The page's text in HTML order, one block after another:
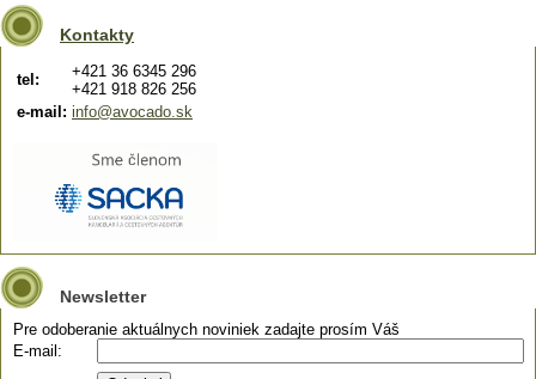
Kontakty
tel:
+421 36 6345 296
+421 918 826 256
e-mail: info@avocado.sk
Newsletter
Pre odoberanie aktuálnych noviniek zadajte prosím Váš
E-mail: